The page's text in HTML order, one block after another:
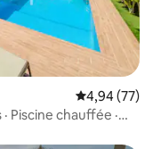
Évaluation
4,94 (77)
Piscine chauffée ·